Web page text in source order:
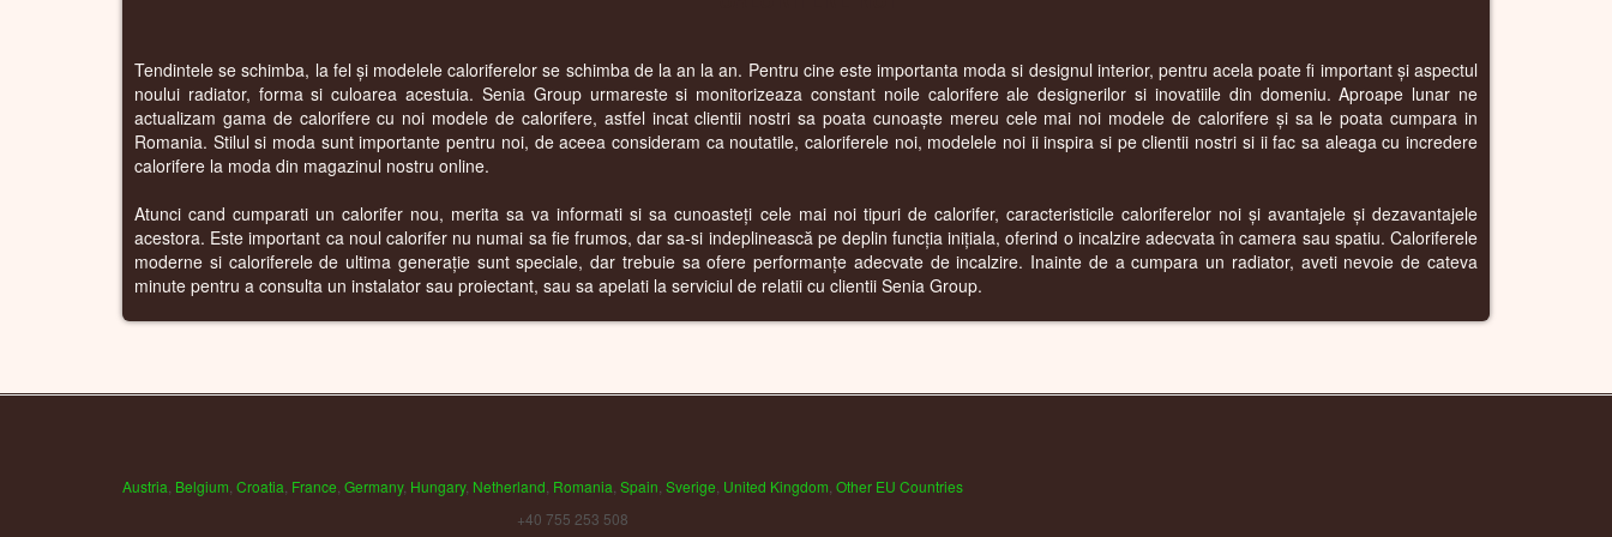
Tendintele se schimba, la fel și modelele caloriferelor se schimba de la an la an. Pentru cine este importanta moda si designul interior, pentru acela poate fi important și aspectul
noului radiator, forma si culoarea acestuia. Senia Group urmareste si monitorizeaza constant noile calorifere ale designerilor si inovatiile din domeniu. Aproape lunar ne
actualizam gama de calorifere cu noi modele de calorifere, astfel incat clientii nostri sa poata cunoaște mereu cele mai noi modele de calorifere și sa le poata cumpara in
Romania. Stilul si moda sunt importante pentru noi, de aceea consideram ca noutatile, caloriferele noi, modelele noi ii inspira si pe clientii nostri si ii fac sa aleaga cu incredere
calorifere la moda din magazinul nostru online.
Atunci cand cumparati un calorifer nou, merita sa va informati si sa cunoasteți cele mai noi tipuri de calorifer, caracteristicile caloriferelor noi și avantajele și dezavantajele
acestora. Este important ca noul calorifer nu numai sa fie frumos, dar sa-si indeplinească pe deplin funcția inițiala, oferind o incalzire adecvata în camera sau spatiu. Caloriferele
moderne si caloriferele de ultima generație sunt speciale, dar trebuie sa ofere performanțe adecvate de incalzire. Inainte de a cumpara un radiator, aveti nevoie de cateva
minute pentru a consulta un instalator sau proiectant, sau sa apelati la serviciul de relatii cu clientii Senia Group.
Austria Belgium Croatia France Germany, Hungary, Netherland Romania Spain Sverige United Kingdom Other EU Countries
+40 755 253 508